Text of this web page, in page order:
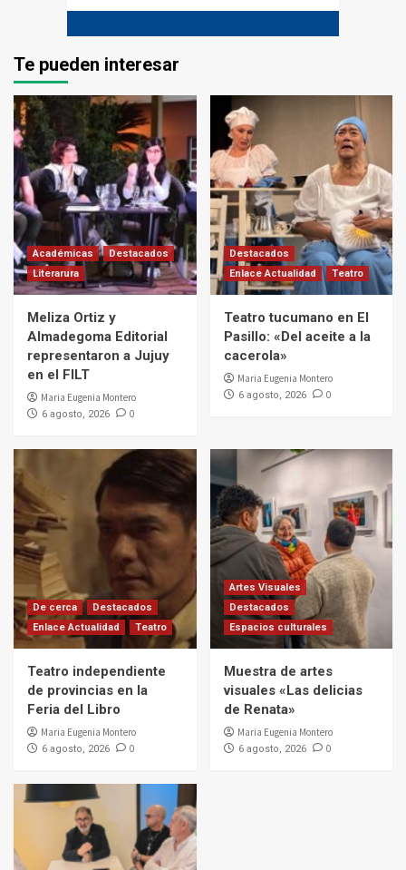
Te pueden interesar
Académicas
Destacados
Literarura
Meliza Ortiz y
Almadegoma Editorial
representaron a Jujuy
en el FILT
Maria Eugenia Montero
6 agosto, 2026 0
Destacados
Enlace Actualidad
Teatro
Teatro tucumano en El
Pasillo: «Del aceite a la
cacerola»
Maria Eugenia Montero
6 agosto, 2026 0
De cerca
Destacados
Enlace Actualidad
Teatro
Teatro independiente
de provincias en la
Feria del Libro
Maria Eugenia Montero
6 agosto, 2026 0
Artes Visuales
Destacados
Espacios culturales
Muestra de artes
visuales «Las delicias
de Renata»
Maria Eugenia Montero
6 agosto, 2026 0